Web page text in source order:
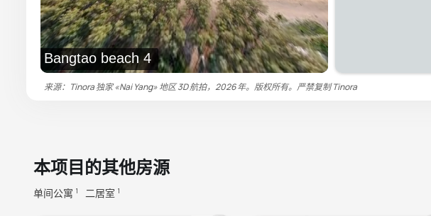
Bangtao beach 4
来源：Tinora 独家 «Nai Yang» 地区 3D 航拍，2026 年。版权所有。严禁复制Tinora
本项目的其他房源
单间公寓 1 二居室 1